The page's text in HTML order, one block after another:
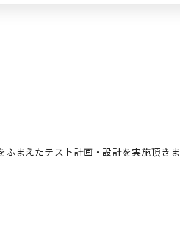
まえたテスト計画・設計を実施頂きま